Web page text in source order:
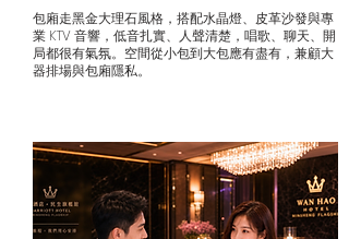
包廂走黑金大理石風格，搭配水晶燈、皮革沙發與專
業 KTV 音響，低音扎實、人聲清楚，唱歌、聊天、開
局都很有氣氛。空間從小包到大包應有盡有，兼顧大
器排場與包廂隱私。